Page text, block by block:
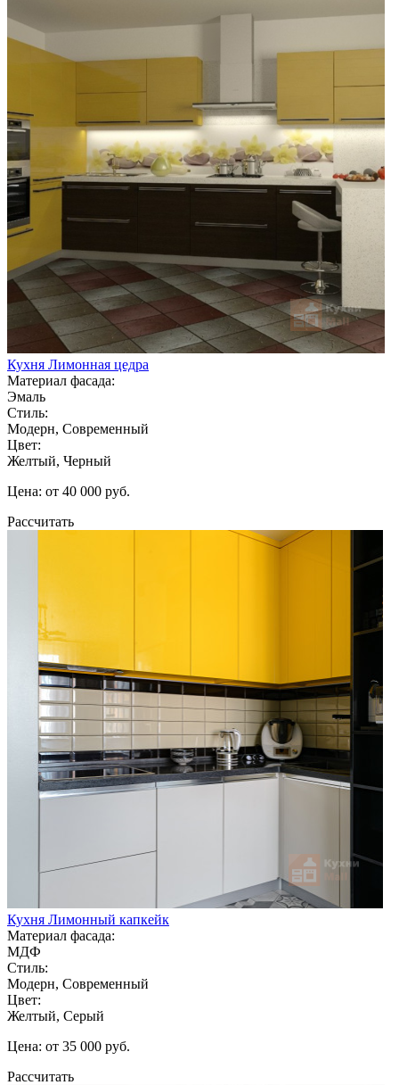
Кухня Лимонная цедра
Материал фасада:
Эмаль
Стиль:
Модерн, Современный
Цвет:
Желтый, Черный
Цена: от 40 000 руб.
Рассчитать
Кухня Лимонный капкейк
Материал фасада:
МДФ
Стиль:
Модерн, Современный
Цвет:
Желтый, Серый
Цена: от 35 000 руб.
Рассчитать